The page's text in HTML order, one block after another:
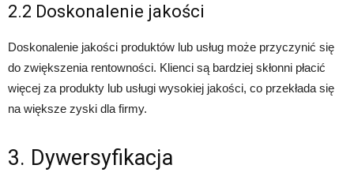
2.2 Doskonalenie jakości
Doskonalenie jakości produktów lub usług może przyczynić się
do zwiększenia rentowności. Klienci są bardziej skłonni płacić
więcej za produkty lub usługi wysokiej jakości, co przekłada się
na większe zyski dla firmy.
3. Dywersyfikacja